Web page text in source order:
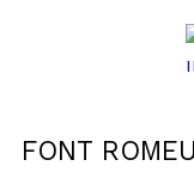
FONT ROMEU